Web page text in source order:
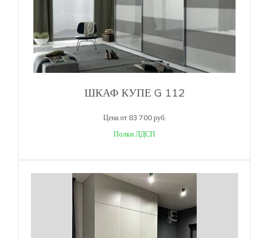
ШКАФ КУПЕ G 112
Цена от 83 700 руб.
Полки ЛДСП